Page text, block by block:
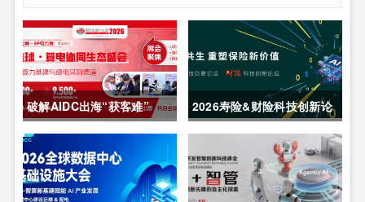
破解AIDC出海“获客难”
CDCE2026数据中心展
以“算电协同”重构全球算力
供应链
2026寿险&财险科技创新论
坛圆满举办